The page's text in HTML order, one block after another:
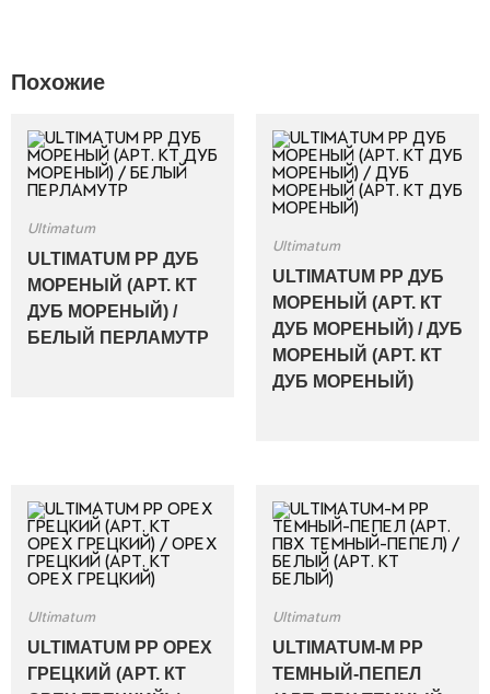
Похожие
Ultimatum
ULTIMATUM PP ДУБ
МОРЕНЫЙ (АРТ. КТ
ДУБ МОРЕНЫЙ) /
БЕЛЫЙ ПЕРЛАМУТР
Ultimatum
ULTIMATUM PP ДУБ
МОРЕНЫЙ (АРТ. КТ
ДУБ МОРЕНЫЙ) / ДУБ
МОРЕНЫЙ (АРТ. КТ
ДУБ МОРЕНЫЙ)
Ultimatum
ULTIMATUM PP ОРЕХ
ГРЕЦКИЙ (АРТ. КТ
Ultimatum
ULTIMATUM-M PP
ТЕМНЫЙ-ПЕПЕЛ